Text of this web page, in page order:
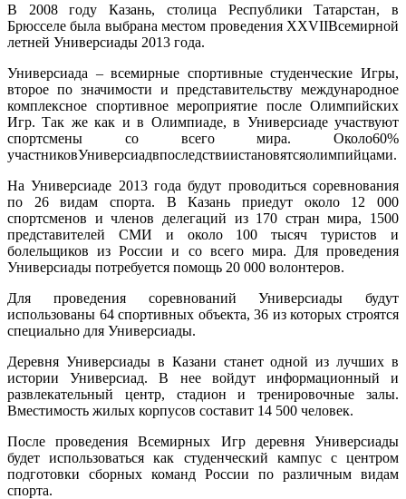
В 2008 году Казань, столица Республики Татарстан, в
Брюсселе была выбрана местом проведения XXVIIВсемирной
летней Универсиады 2013 года.
Универсиада – всемирные спортивные студенческие Игры,
второе по значимости и представительству международное
комплексное спортивное мероприятие после Олимпийских
Игр. Так же как и в Олимпиаде, в Универсиаде участвуют
спортсмены со всего мира. Около60%
участниковУниверсиадвпоследствиистановятсяолимпийцами.
На Универсиаде 2013 года будут проводиться соревнования
по 26 видам спорта. В Казань приедут около 12 000
спортсменов и членов делегаций из 170 стран мира, 1500
представителей СМИ и около 100 тысяч туристов и
болельщиков из России и со всего мира. Для проведения
Универсиады потребуется помощь 20 000 волонтеров.
Для проведения соревнований Универсиады будут
использованы 64 спортивных объекта, 36 из которых строятся
специально для Универсиады.
Деревня Универсиады в Казани станет одной из лучших в
истории Универсиад. В нее войдут информационный и
развлекательный центр, стадион и тренировочные залы.
Вместимость жилых корпусов составит 14 500 человек.
После проведения Всемирных Игр деревня Универсиады
будет использоваться как студенческий кампус с центром
подготовки сборных команд России по различным видам
спорта.